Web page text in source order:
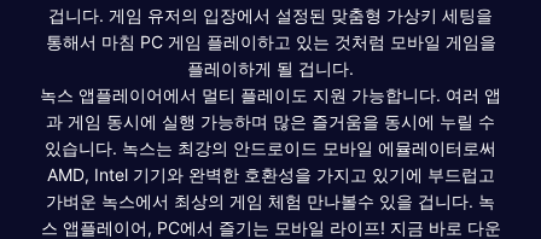
겁니다. 게임 유저의 입장에서 설정된 맞춤형 가상키 세팅을
통해서 마침 PC 게임 플레이하고 있는 것처럼 모바일 게임을
플레이하게 될 겁니다.
녹스 앱플레이어에서 멀티 플레이도 지원 가능합니다. 여러 앱
과 게임 동시에 실행 가능하며 많은 즐거움을 동시에 누릴 수
있습니다. 녹스는 최강의 안드로이드 모바일 에뮬레이터로써
AMD, Intel 기기와 완벽한 호환성을 가지고 있기에 부드럽고
가벼운 녹스에서 최상의 게임 체험 만나볼수 있을 겁니다. 녹
스 앱플레이어, PC에서 즐기는 모바일 라이프! 지금 바로 다운